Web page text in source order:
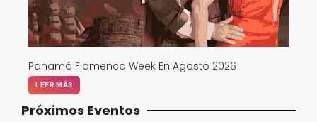
Panamá Flamenco Week En Agosto 2026
LEER MÁS
Próximos Eventos